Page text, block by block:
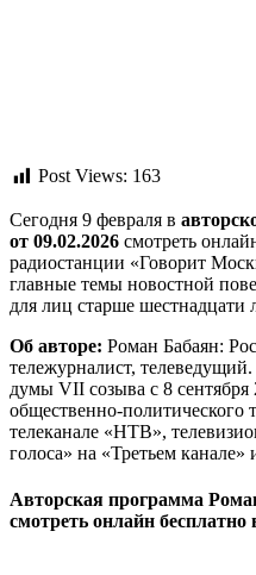
Post Views: 163
Сегодня 9 февраля в
от 09.02.2026 смотреть
радиостанции «Говорит
главные темы новостной
для лиц старше шестнадцати
Об авторе: Роман Бабаян:
тележурналист,
думы VII созыва с 8
общественно-политического
телеканале «НТВ»,
голоса» на «Третьем
Авторская программа
смотреть онлайн бесплатно